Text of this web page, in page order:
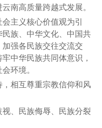
南高质量跨越式发展。
义核心价值观为引
族、中华文化、中国共
强各民族交往交流交
中华民族共同体意识，
环境。
互尊重宗教信仰和风
、民族侮辱、民族分裂